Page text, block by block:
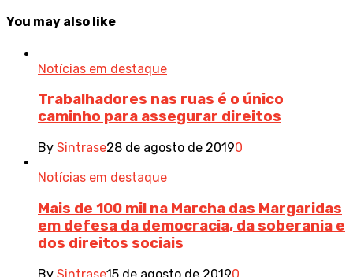
You may also like
Notícias em destaque
Trabalhadores nas ruas é o único
caminho para assegurar direitos
By Sintrase28 de agosto de 20190
Notícias em destaque
Mais de 100 mil na Marcha das Margaridas
em defesa da democracia, da soberania e
dos direitos sociais
By Sintrase15 de agosto de 20190